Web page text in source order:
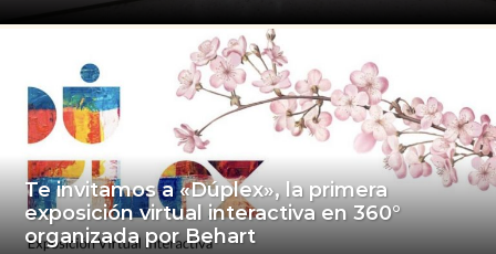
Te invitamos a «Dúplex», la primera
exposición virtual interactiva en 360°
organizada por Behart